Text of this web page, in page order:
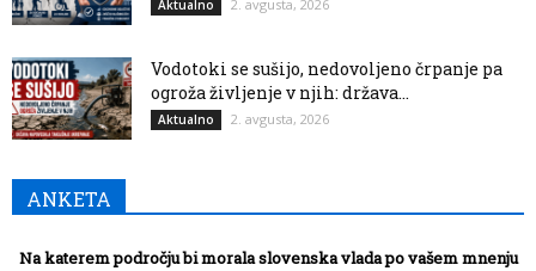
Aktualno 2. avgusta, 2026
Vodotoki se sušijo, nedovoljeno črpanje pa
ogroža življenje v njih: država...
Aktualno 2. avgusta, 2026
ANKETA
Na katerem področju bi morala slovenska vlada po vašem mnenju